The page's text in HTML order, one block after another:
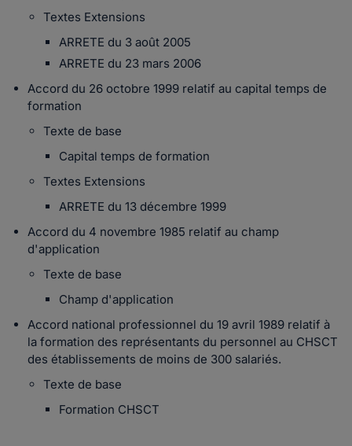
Textes Extensions
ARRETE du 3 août 2005
ARRETE du 23 mars 2006
Accord du 26 octobre 1999 relatif au capital temps de
formation
Texte de base
Capital temps de formation
Textes Extensions
ARRETE du 13 décembre 1999
Accord du 4 novembre 1985 relatif au champ
d'application
Texte de base
Champ d'application
Accord national professionnel du 19 avril 1989 relatif à
la formation des représentants du personnel au CHSCT
des établissements de moins de 300 salariés.
Texte de base
Formation CHSCT